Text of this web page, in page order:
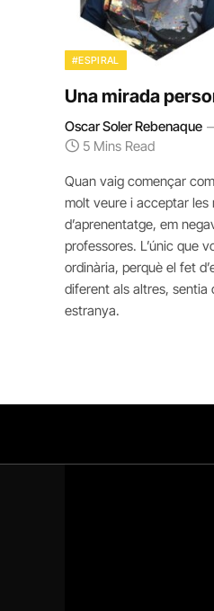
#ESPIRAL
Una mirada
Oscar Soler Rebenaque
5 Mins Read
Quan vaig començar
molt veure i acceptar
d’aprenentatge, em
professores. L’únic que
ordinària, perquè el fet
diferent als altres, sentia
estranya.